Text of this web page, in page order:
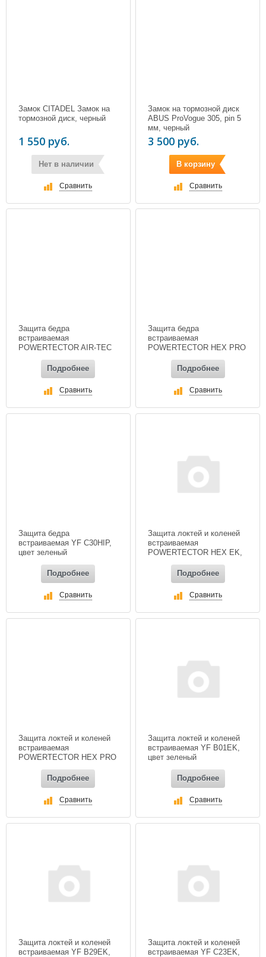
Замок CITADEL Замок на
тормозной диск, черный
1 550 руб.
Нет в наличии
Сравнить
Замок на тормозной диск
ABUS ProVogue 305, pin 5
мм, черный
3 500 руб.
В корзину
Сравнить
Защита бедра
встраиваемая
POWERTECTOR AIR-TEC
Подробнее
Сравнить
Защита бедра
встраиваемая
POWERTECTOR HEX PRO
Подробнее
Сравнить
Защита бедра
встраиваемая YF С30HIP,
цвет зеленый
Подробнее
Сравнить
Защита локтей и коленей
встраиваемая
POWERTECTOR HEX EK,
Подробнее
Сравнить
Защита локтей и коленей
встраиваемая
POWERTECTOR HEX PRO
Подробнее
Сравнить
Защита локтей и коленей
встраиваемая YF B01EK,
цвет зеленый
Подробнее
Сравнить
Защита локтей и коленей
встраиваемая YF B29EK,
Защита локтей и коленей
встраиваемая YF С23EK,